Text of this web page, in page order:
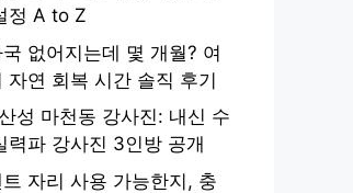
정 A to Z
없어지는데 몇 개월? 여
자연 회복 시간 솔직 후기
성 마천동 강사진: 내신 수
력파 강사진 3인방 공개
자리 사용 가능한지, 충